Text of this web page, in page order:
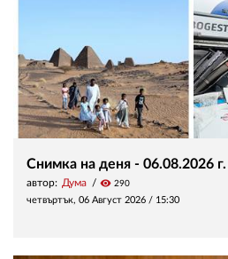
Снимка на деня - 06.08.2026 г.
автор: Дума visibility 290
четвъртък, 06 Август 2026 / 15:30